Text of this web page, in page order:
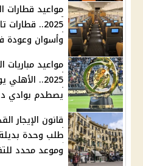
2025..
وأسوان وعودة
2025..
يصطدم بوادي
قانون الإيجار
طلب وحدة
وموعد محدد